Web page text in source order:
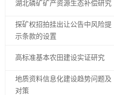
湖北磷矿矿产资源生态补偿研究
探矿权招拍挂出让公告中风险提
示条款的设置
高标准基本农田建设实证研究
地质资料信息化建设趋势问题及
对策